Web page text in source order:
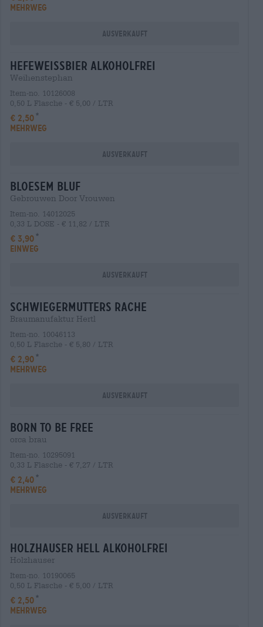
MEHRWEG
Ausverkauft
hefeweissbier alkoholfrei
Weihenstephan
Item-no. 10126008
0,50 L Flasche - € 5,00 / LTR
€ 2,50
MEHRWEG
Ausverkauft
bloesem bluf
Gebrouwen Door Vrouwen
Item-no. 14012025
0,33 L DOSE - € 11,82 / LTR
€ 3,90
EINWEG
Ausverkauft
schwiegermutters rache
Braumanufaktur Hertl
Item-no. 10046113
0,50 L Flasche - € 5,80 / LTR
€ 2,90
MEHRWEG
Ausverkauft
born to be free
orca brau
Item-no. 10295091
0,33 L Flasche - € 7,27 / LTR
€ 2,40
MEHRWEG
Ausverkauft
holzhauser hell alkoholfrei
Holzhauser
Item-no. 10190065
0,50 L Flasche - € 5,00 / LTR
€ 2,50
MEHRWEG